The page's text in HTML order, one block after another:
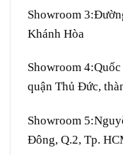
Showroom 3:
Khánh Hòa
Showroom 4:
quận Thủ Đức,
Showroom 5:
Đông, Q.2, Tp.